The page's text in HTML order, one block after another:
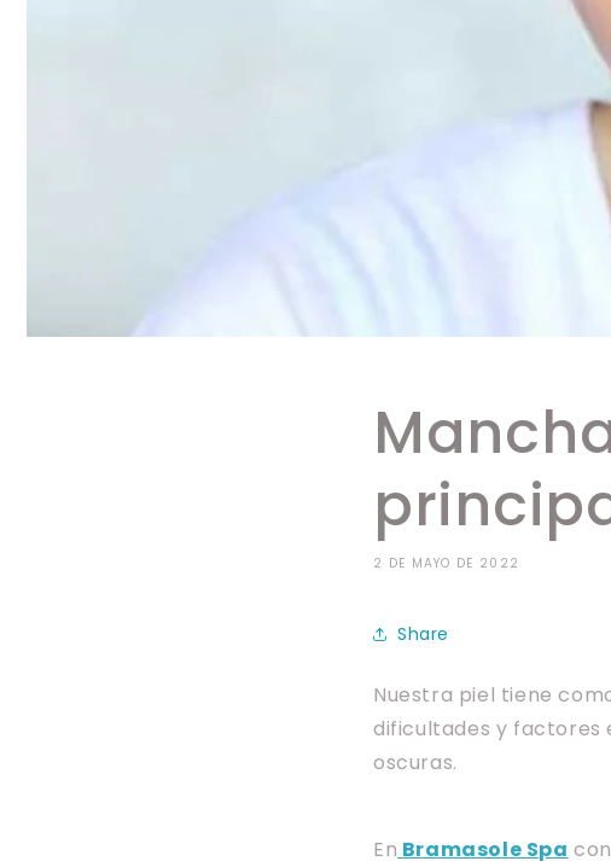
2 DE MAYO DE 2022
Share
Nuestra piel tiene
dificultades y factores
oscuras.
En Bramasole Spa